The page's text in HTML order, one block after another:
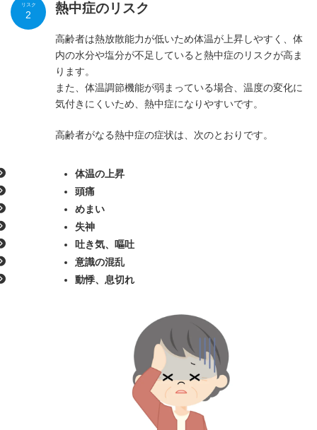
熱中症のリスク
高齢者は熱放散能力が低いため体温が上昇しやすく、体
内の水分や塩分が不足していると熱中症のリスクが高ま
ります。
また、体温調節機能が弱まっている場合、温度の変化に
気付きにくいため、熱中症になりやすいです。
高齢者がなる熱中症の症状は、次のとおりです。
体温の上昇
頭痛
めまい
失神
吐き気、嘔吐
意識の混乱
動悸、息切れ
リスク
2